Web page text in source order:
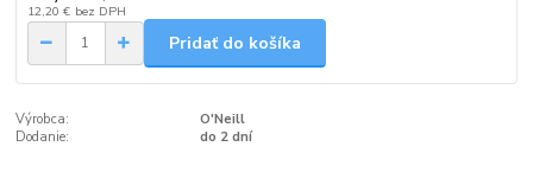
12,20 € bez DPH
Pridať do košíka
Výrobca:
O'Neill
Dodanie:
do 2 dní